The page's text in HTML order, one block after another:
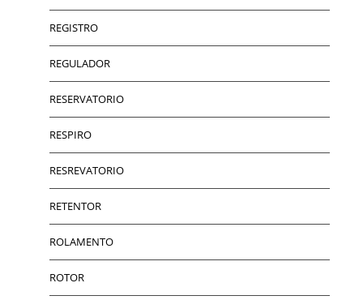
REGISTRO
REGULADOR
RESERVATORIO
RESPIRO
RESREVATORIO
RETENTOR
ROLAMENTO
ROTOR